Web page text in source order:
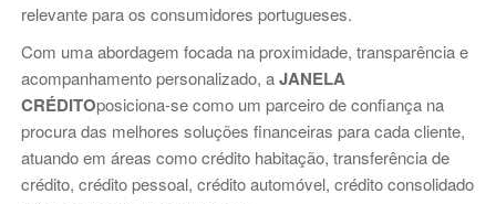
relevante para os consumidores portugueses.
Com uma abordagem focada na proximidade, transparência e
acompanhamento personalizado, aJANELA
CRÉDITOposiciona-se como um parceiro de confiança na
procura das melhores soluções financeiras para cada cliente,
atuando em áreas como crédito habitação, transferência de
crédito, crédito pessoal, crédito automóvel, crédito consolidado